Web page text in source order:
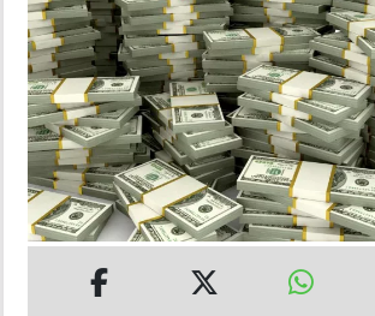
SHOW
DEPORTES
MUNDO
INSÓLITAS
MULTIMEDIA